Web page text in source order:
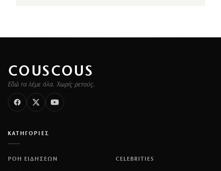
COUSCOUS
Εδώ τα λέμε όλα. Χωρίς ρετούς.
ΚΑΤΗΓΟΡΙΕΣ
ΡΟΗ ΕΙΔΗΣΕΩΝ CELEBRITIES